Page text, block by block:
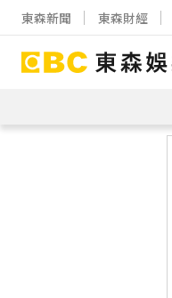
東森新聞 東森財經